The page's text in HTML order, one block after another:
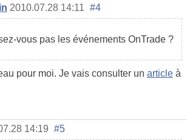
2010.07.28 14:11 #4
vous pas les événements OnTrade ?
pour moi. Je vais consulter un article à
14:19 #5